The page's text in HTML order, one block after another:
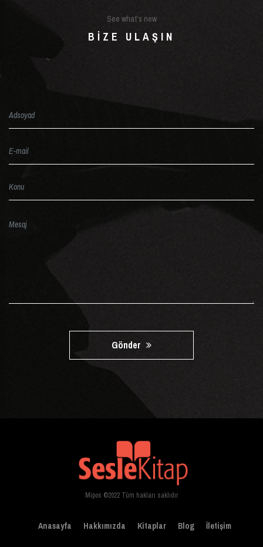
See what’s new
BIZE ULAŞIN
Gönder
Mipos ©2022 Tüm hakları saklıdır
Anasayfa Hakkımızda Kitaplar Blog İletişim